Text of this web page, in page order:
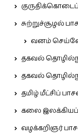
சுற்றுச்சூழல்
வனம்
தகவல்
தகவல்
தமிழ் மீட்சிப்
கலை
வழக்கறிஞர்